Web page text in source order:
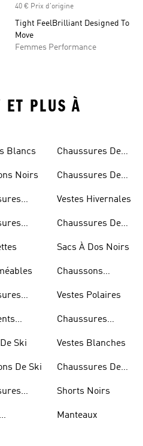
40 € Prix d'origine
Tight FeelBrilliant Designed To
Move
Femmes Performance
ET PLUS À
Blancs
Noirs
Ski
De Ski
Chaussures De
Chaussures De
Vestes Hivernales
Chaussures De
Sacs À Dos Noirs
Chaussons
Vestes Polaires
Chaussures
Vestes Blanches
Chaussures De
Shorts Noirs
Manteaux